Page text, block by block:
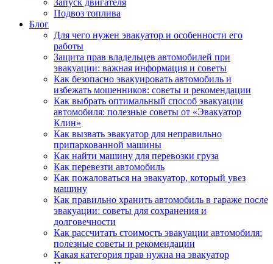
Запуск двигателя
Подвоз топлива
Блог
Для чего нужен эвакуатор и особенности его
работы
Защита прав владельцев автомобилей при
эвакуации: важная информация и советы
Как безопасно эвакуировать автомобиль и
избежать мошенников: советы и рекомендации
Как выбрать оптимальный способ эвакуации
автомобиля: полезные советы от «Эвакуатор
Клин»
Как вызвать эвакуатор для неправильно
припаркованной машины
Как найти машину для перевозки груза
Как перевезти автомобиль
Как пожаловаться на эвакуатор, который увез
машину
Как правильно хранить автомобиль в гараже после
эвакуации: советы для сохранения и
долговечности
Как рассчитать стоимость эвакуации автомобиля:
полезные советы и рекомендации
Какая категория прав нужна на эвакуатор